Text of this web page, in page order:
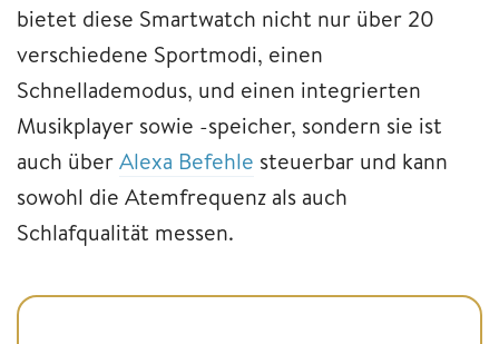
bietet diese Smartwatch nicht nur über 20
verschiedene Sportmodi, einen
Schnellademodus, und einen integrierten
Musikplayer sowie -speicher, sondern sie ist
auch überAlexa Befehle steuerbar und kann
sowohl die Atemfrequenz als auch
Schlafqualität messen.